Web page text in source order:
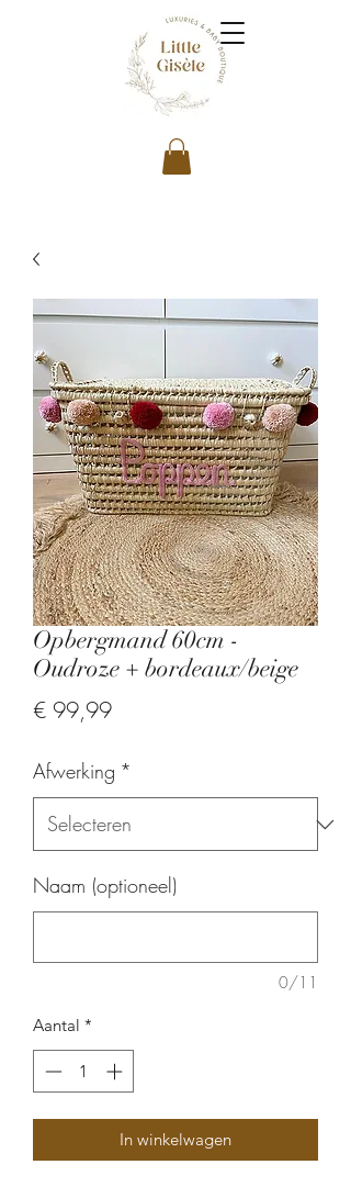
Opbergmand 60cm -
Oudroze + bordeaux/beige
€ 99,99Prijs
Afwerking *
Naam (optioneel)
0/11
Aantal *
In winkelwagen